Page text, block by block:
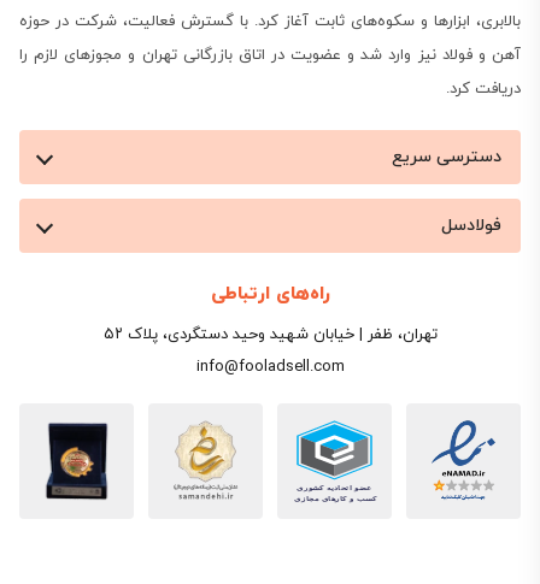
بالابری، ابزارها و سکوه‌های ثابت آغاز کرد. با گسترش فعالیت، شرکت در حوزه
آهن و فولاد نیز وارد شد و عضویت در اتاق بازرگانی تهران و مجوزهای لازم را
دریافت کرد.
دسترسی سریع
فولادسل
راه‌های ارتباطی
تهران، ظفر | خیابان شهید وحید دستگردی، پلاک ۵۲
info@fooladsell.com